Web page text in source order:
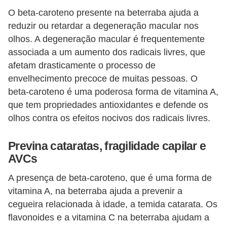
O beta-caroteno presente na beterraba ajuda a
reduzir ou retardar a degeneração macular nos
olhos. A degeneração macular é frequentemente
associada a um aumento dos radicais livres, que
afetam drasticamente o processo de
envelhecimento precoce de muitas pessoas. O
beta-caroteno é uma poderosa forma de vitamina A,
que tem propriedades antioxidantes e defende os
olhos contra os efeitos nocivos dos radicais livres.
Previna cataratas, fragilidade capilar e
AVCs
A presença de beta-caroteno, que é uma forma de
vitamina A, na beterraba ajuda a prevenir a
cegueira relacionada à idade, a temida catarata. Os
flavonoides e a vitamina C na beterraba ajudam a